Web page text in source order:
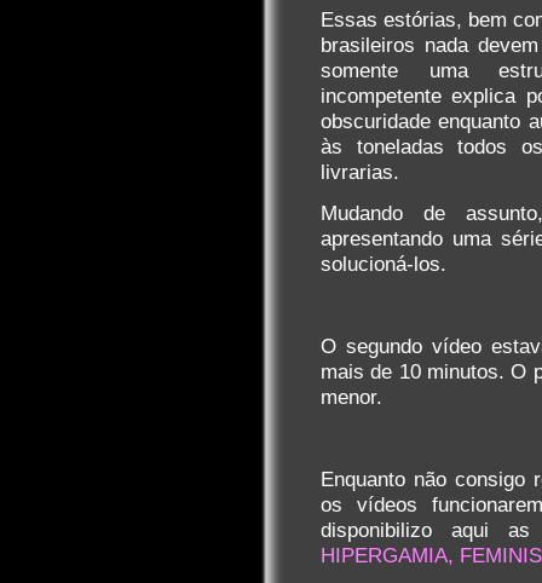
Essas estórias, bem
brasileiros nada
somente uma
incompetente explica
obscuridade enquanto
às toneladas todos
livrarias.
Mudando de
apresentando uma
solucioná-los.
O segundo vídeo
mais de 10 minutos. O
menor.
Enquanto não consigo
os vídeos
disponibilizo aqui
HIPERGAMIA,